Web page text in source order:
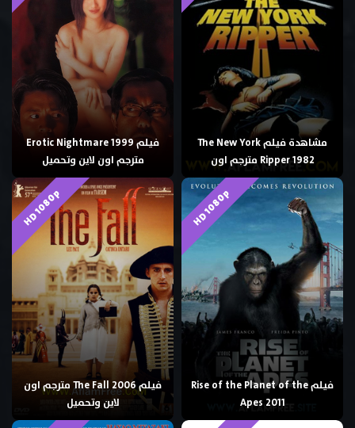
مشاهدة فيلم The New York
Ripper 1982 مترجم اون
فيلم Erotic Nightmare 1999
مترجم اون لاين وتحميل
HD 1080p
فيلم Rise of the Planet of the
Apes 2011
HD 1080p
فيلم The Fall 2006 مترجم اون
لاين وتحميل